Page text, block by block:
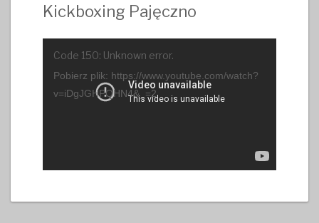
Kickboxing Pajęczno
Code 150: Unknown error.
Pobierz plik: https://www.youtube.com/watch?
v=iDgJGHPQHN4&_=2